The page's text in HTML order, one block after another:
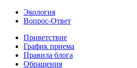
Экология
Вопрос-Ответ
Приветствие
График приема
Правила блога
Обращения